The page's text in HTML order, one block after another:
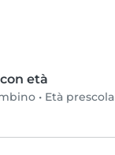
età
• Età